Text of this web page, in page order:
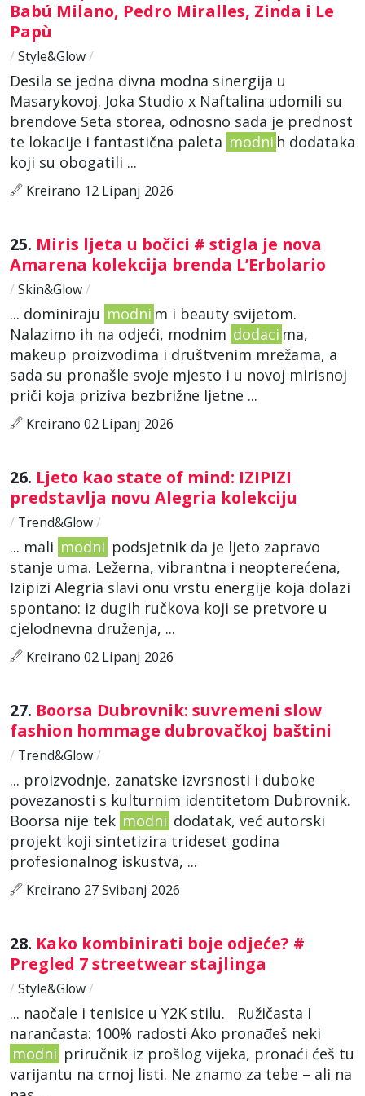
Babú Milano, Pedro Miralles, Zinda i Le
Papù
/ Style&Glow/
Desila se jedna divna modna sinergija u
Masarykovoj. Joka Studio x Naftalina udomili su
brendove Seta storea, odnosno sada je prednost
te lokacije i fantastična paleta modni h dodataka
koji su obogatili ...
Kreirano 12 Lipanj 2026
25. Miris ljeta u bočici # stigla je nova
Amarena kolekcija brenda L’Erbolario
/ Skin&Glow/
... dominiraju modni m i beauty svijetom.
Nalazimo ih na odjeći, modnim dodaci ma,
makeup proizvodima i društvenim mrežama, a
sada su pronašle svoje mjesto i u novoj mirisnoj
priči koja priziva bezbrižne ljetne ...
Kreirano 02 Lipanj 2026
26. Ljeto kao state of mind: IZIPIZI
predstavlja novu Alegria kolekciju
/ Trend&Glow/
... mali modni podsjetnik da je ljeto zapravo
stanje uma. Ležerna, vibrantna i neopterećena,
Izipizi Alegria slavi onu vrstu energije koja dolazi
spontano: iz dugih ručkova koji se pretvore u
cjelodnevna druženja, ...
Kreirano 02 Lipanj 2026
27. Boorsa Dubrovnik: suvremeni slow
fashion hommage dubrovačkoj baštini
/ Trend&Glow/
... proizvodnje, zanatske izvrsnosti i duboke
povezanosti s kulturnim identitetom Dubrovnik.
Boorsa nije tek modni dodatak, već autorski
projekt koji sintetizira trideset godina
profesionalnog iskustva, ...
Kreirano 27 Svibanj 2026
28. Kako kombinirati boje odjeće? #
Pregled 7 streetwear stajlinga
/ Style&Glow/
... naočale i tenisice u Y2K stilu. Ružičasta i
narančasta: 100% radosti Ako pronađeš neki
modni priručnik iz prošlog vijeka, pronaći ćeš tu
varijantu na crnoj listi. Ne znamo za tebe – ali na